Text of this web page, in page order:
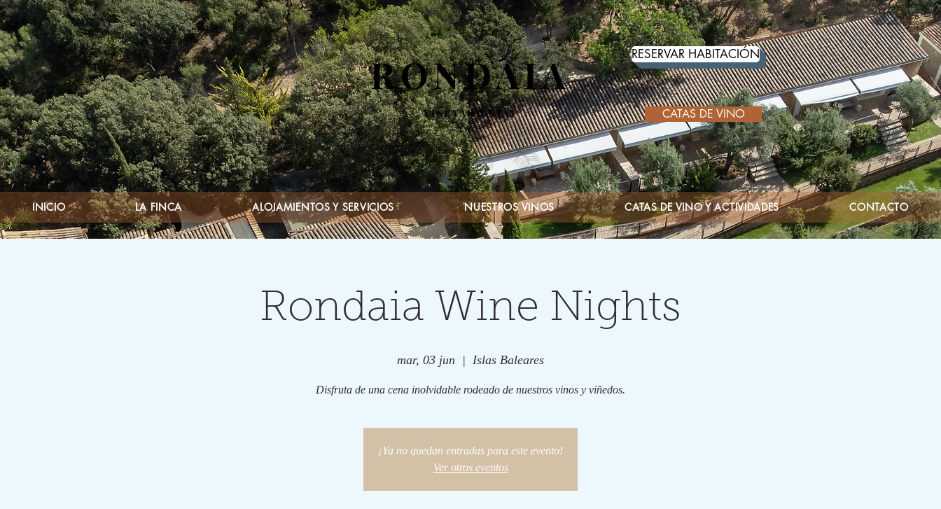
RESERVAR HABITACIÓN
RONDAIA
CATAS DE VINO
VINEYARD STAY
INICIO LA FINCA ALOJAMIENTOS Y SERVICIOS NUESTROS VINOS CATAS DE VINO Y ACTIVIDADES CONTACTO
Rondaia Wine Nights
mar, 03 jun
  |
Islas Baleares
Disfruta de una cena inolvidable rodeado de nuestros vinos y viñedos.
¡Ya no quedan entradas para este evento!
Ver otros eventos